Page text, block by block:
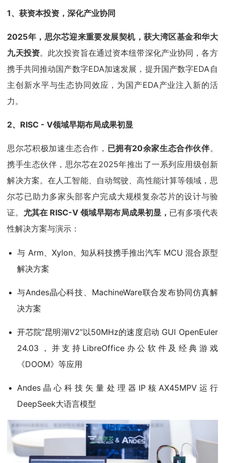
1、获资本投资，深化产业协同
2025年，思尔芯迎来重要发展契机，获大湾区基金和华大
九天投资。此次投资旨在通过资本纽带深化产业协同，各方
携手共同推动国产数字EDA加速发展，提升国产数字EDA自
主创新水平与生态协同效应，为国产EDA产业注入新的活
力。
2、RISC - V领域早期布局成果初显
思尔芯积极加速生态合作， 已拥有20余家生态合作伙伴。
携手生态伙伴，思尔芯在2025年推出了一系列应用级创新
解决方案。在人工智能、自动驾驶、高性能计算等领域，思
尔芯已助力多家头部客户完成大规模复杂芯片的设计与验
证。 尤其在 RISC-V 领域早期布局成果初显， 已有多项代表
性解决方案与演示：
与 Arm、Xylon、知从科技携手推出汽车 MCU 混合原型
解决方案
与Andes晶心科技、MachineWare联合发布协同仿真解
决方案
开芯院“昆明湖V2”以50MHz的速度启动 GUI OpenEuler
24.03，并支持LibreOffice办公软件及经典游戏
《DOOM》等应用
Andes晶心科技矢量处理器IP核AX45MPV运行
DeepSeek大语言模型